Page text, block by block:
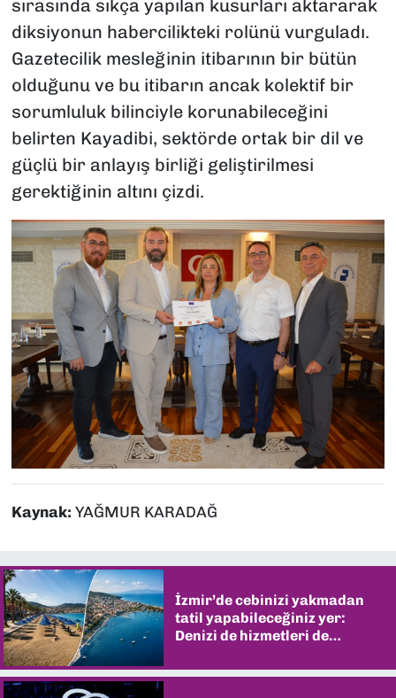
sırasında sıkça yapılan kusurları aktararak
diksiyonun habercilikteki rolünü vurguladı.
Gazetecilik mesleğinin itibarının bir bütün
olduğunu ve bu itibarın ancak kolektif bir
sorumluluk bilinciyle korunabileceğini
belirten Kayadibi, sektörde ortak bir dil ve
güçlü bir anlayış birliği geliştirilmesi
gerektiğinin altını çizdi.
Kaynak: YAĞMUR KARADAĞ
İzmir’de cebinizi yakmadan
tatil yapabileceğiniz yer:
Denizi de hizmetleri de